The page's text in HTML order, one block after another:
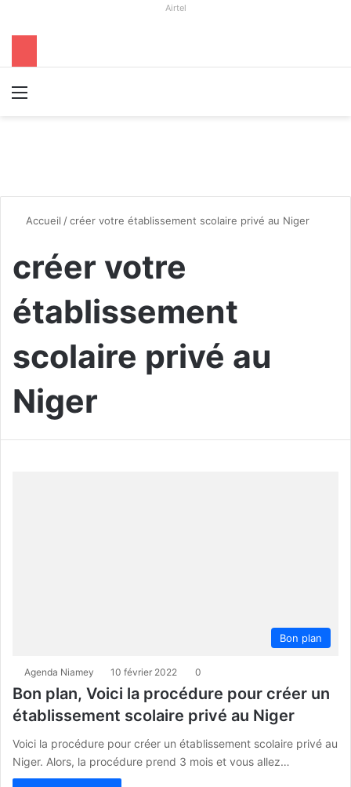
Airtel
Accueil /créer votre établissement scolaire privé au Niger
créer votre
établissement
scolaire privé au
Niger
Bon plan
Agenda Niamey 10 février 2022 0
Bon plan, Voici la procédure pour créer un
établissement scolaire privé au Niger
Voici la procédure pour créer un établissement scolaire privé au
Niger. Alors, la procédure prend 3 mois et vous allez…